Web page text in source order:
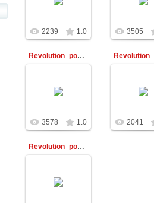
2239 1.0 3505
Revolution_poster48
3578 1.0 2041
Revolution_poster59